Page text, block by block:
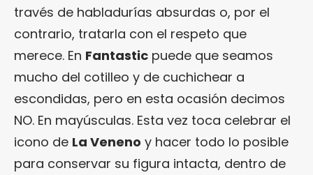
través de habladurías absurdas o, por el
contrario, tratarla con el respeto que
merece. En Fantastic puede que seamos
mucho del cotilleo y de cuchichear a
escondidas, pero en esta ocasión decimos
NO. En mayúsculas. Esta vez toca celebrar el
icono de La Veneno y hacer todo lo posible
para conservar su figura intacta, dentro de